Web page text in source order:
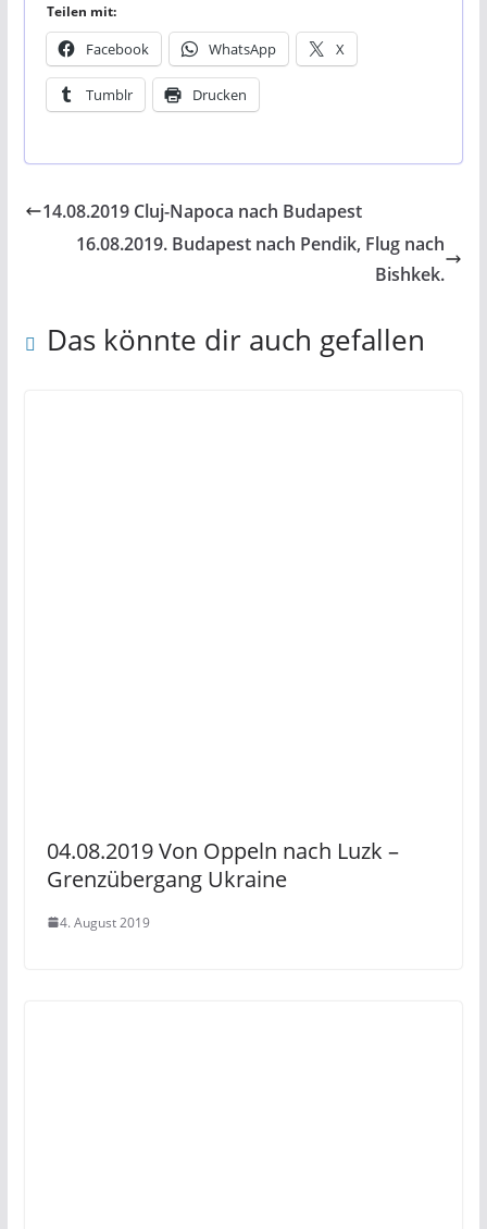
Teilen mit:
Facebook WhatsApp X
Tumblr Drucken
14.08.2019 Cluj-Napoca nach Budapest
16.08.2019. Budapest nach Pendik, Flug nach
Bishkek.
Das könnte dir auch gefallen
04.08.2019 Von Oppeln nach Luzk –
Grenzübergang Ukraine
4. August 2019